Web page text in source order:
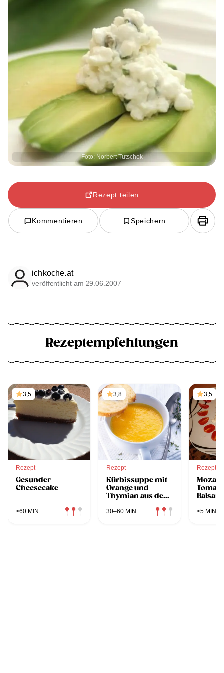
Foto: Norbert Tutschek
Rezept teilen
Kommentieren Speichern
ichkoche.at
veröffentlicht am 29.06.2007
Rezeptempfehlungen
3,5
Rezept
Gesunder
Cheesecake
>60 MIN
3,8
Rezept
Kürbissuppe mit
Orange und
Thymian aus dem
30–60 MIN
3,5
Rezept
<5 MIN